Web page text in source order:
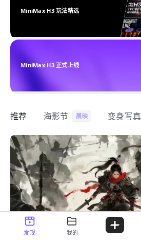
MiniMax H3 玩法精选
MiniMax H3 正式上线
推荐 海影节 展映 变身写真
发现 我的